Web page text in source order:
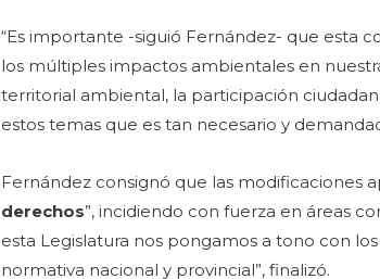
“Es importante -siguió Fernández- que esta
los múltiples impactos ambientales en
territorial ambiental, la participación
estos temas que es tan necesario y
Fernández consignó que las modificaciones
derechos”, incidiendo con fuerza en áreas
esta Legislatura nos pongamos a tono con
normativa nacional y provincial”, finalizó.